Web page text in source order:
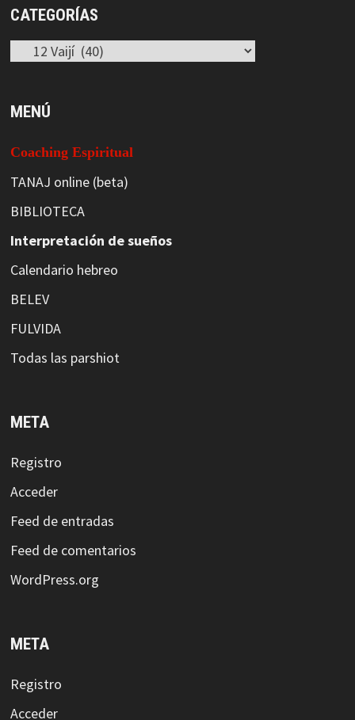
CATEGORÍAS
Categorías
MENÚ
Coaching Espiritual
TANAJ online (beta)
BIBLIOTECA
Interpretación de sueños
Calendario hebreo
BELEV
FULVIDA
Todas las parshiot
META
Registro
Acceder
Feed de entradas
Feed de comentarios
WordPress.org
META
Registro
Acceder